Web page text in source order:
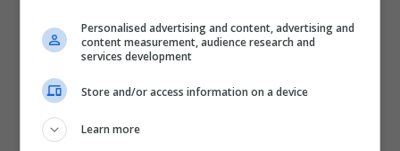
Personalised advertising and content, advertising and
content measurement, audience research and
services development
Store and/or access information on a device
Learn more